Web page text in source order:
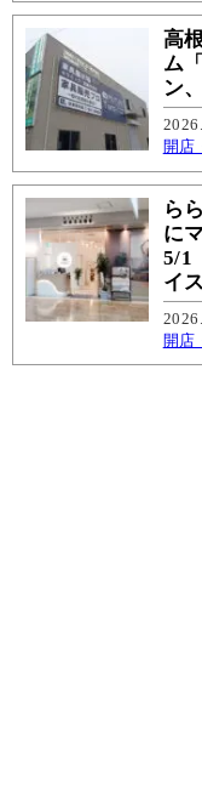
高
ム
ン
開店
ら
に
5/1
イ
開店